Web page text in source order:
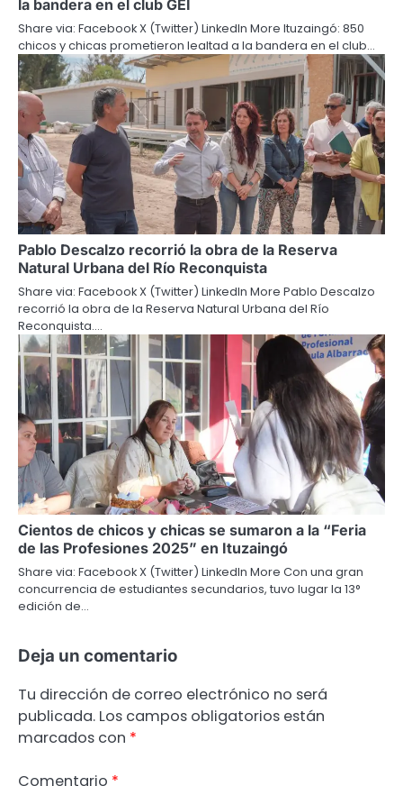
la bandera en el club GEI
Share via: Facebook X (Twitter) LinkedIn More Ituzaingó: 850
chicos y chicas prometieron lealtad a la bandera en el club…
Pablo Descalzo recorrió la obra de la Reserva
Natural Urbana del Río Reconquista
Share via: Facebook X (Twitter) LinkedIn More Pablo Descalzo
recorrió la obra de la Reserva Natural Urbana del Río
Reconquista.…
Cientos de chicos y chicas se sumaron a la “Feria
de las Profesiones 2025” en Ituzaingó
Share via: Facebook X (Twitter) LinkedIn More Con una gran
concurrencia de estudiantes secundarios, tuvo lugar la 13°
edición de…
Deja un comentario
Tu dirección de correo electrónico no será
publicada. Los campos obligatorios están
marcados con *
Comentario *